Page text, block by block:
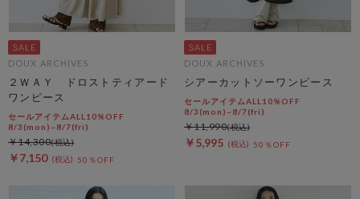
DOUX ARCHIVES
２ＷＡＹ ドロストティアード
ワンピース
セールアイテムALL10%OFF
8/3(mon)~8/7(fri)
￥7,150 50％OFF
￥14,300
DOUX ARCHIVES
シアーカットソーワンピース
セールアイテムALL10%OFF
8/3(mon)~8/7(fri)
￥5,995 50％OFF
￥11,990